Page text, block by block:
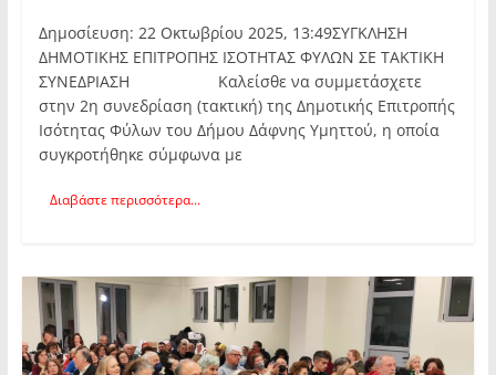
Δημοσίευση: 22 Οκτωβρίου 2025, 13:49ΣΥΓΚΛΗΣΗ
ΔΗΜΟΤΙΚΗΣ ΕΠΙΤΡΟΠΗΣ ΙΣΟΤΗΤΑΣ ΦΥΛΩΝ ΣΕ ΤΑΚΤΙΚΗ
ΣΥΝΕΔΡΙΑΣΗ Καλείσθε να συμμετάσχετε
στην 2η συνεδρίαση (τακτική) της Δημοτικής Επιτροπής
Ισότητας Φύλων του Δήμου Δάφνης Υμηττού, η οποία
συγκροτήθηκε σύμφωνα με
Διαβάστε περισσότερα...